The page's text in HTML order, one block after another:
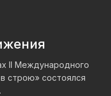
II Международного
строю» состоялся